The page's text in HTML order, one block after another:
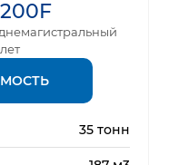
35 тонн